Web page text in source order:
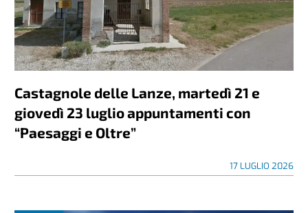
Castagnole delle Lanze, martedì 21 e
giovedì 23 luglio appuntamenti con
“Paesaggi e Oltre”
17 LUGLIO 2026